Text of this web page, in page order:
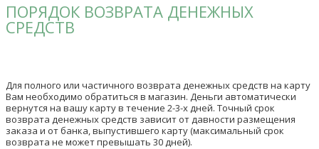
ПОРЯДОК ВОЗВРАТА ДЕНЕЖНЫХ
СРЕДСТВ
Для полного или частичного возврата денежных средств на карту
Вам необходимо обратиться в магазин. Деньги автоматически
вернутся на вашу карту в течение 2-3-х дней. Точный срок
возврата денежных средств зависит от давности размещения
заказа и от банка, выпустившего карту (максимальный срок
возврата не может превышать 30 дней).